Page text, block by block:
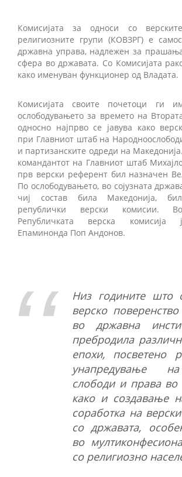
Комисијата за односи со
религиозните групи (КОВЗРГ) е
државна управа, надлежен за
сфера во државата. Со Комисијата
како именуван функционер од Владата.
Комисијата своите почетоци ги
ослободувањето за времето на
односно најпрво се јавува како
при Главниот штаб на
и партизанските одреди на
командантот на Главниот штаб
прв верски референт бил назначен
По ослободувањето, во сојузната
чиј состав била Македонија,
републички верски комисии.
Републичката верска комисија
Епаминонда Поп Андонов.
Низ годините што
верско
во државна
пребродила
епохи, посветено
унапредување
слободи и права во
како и создавање
соработка на
со државата,
во
со религиозно